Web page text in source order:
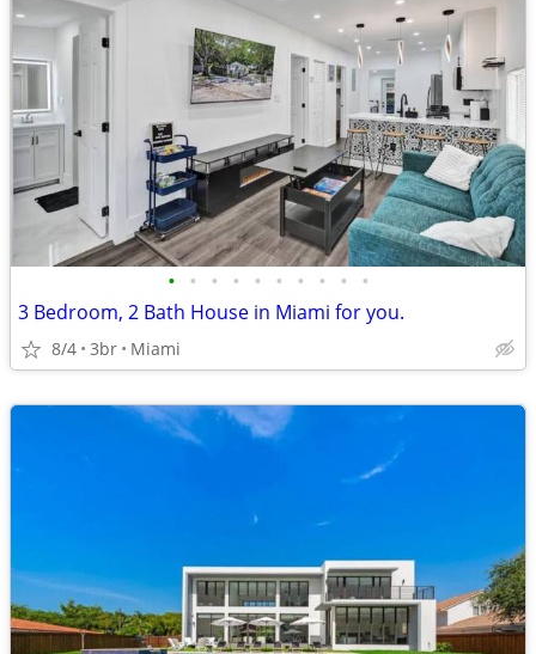
• • • • • • • • • •
3 Bedroom, 2 Bath House in Miami for you.
8/4 3br Miami